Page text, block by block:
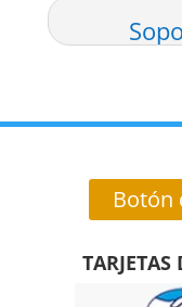
Botón
TARJETAS